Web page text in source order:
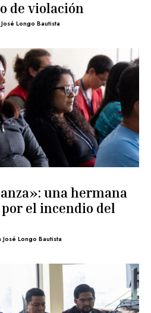
de violación
Longo Bautista
una hermana
el incendio del
José Longo Bautista